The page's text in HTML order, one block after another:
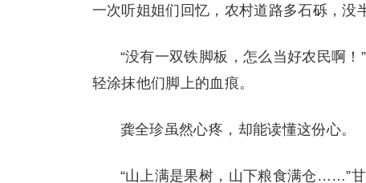
一次听姐姐们回忆，农村道路多石砾，没
“没有一双铁脚板，怎么当好农民啊
轻涂抹他们脚上的血痕。
龚全珍虽然心疼，却能读懂这份心。
“山上满是果树，山下粮食满仓……”